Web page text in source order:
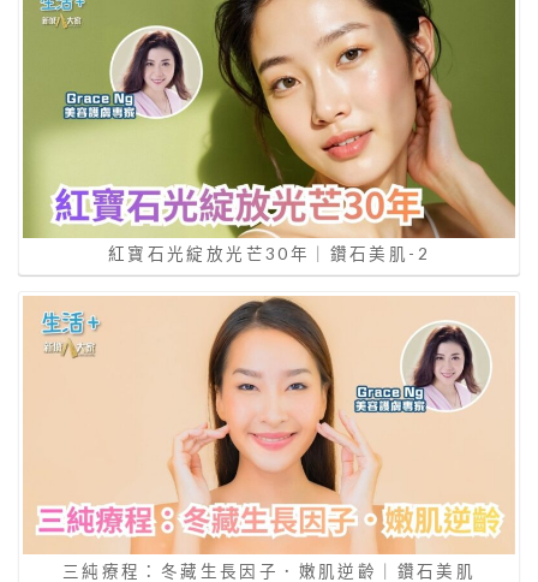
紅寶石光綻放光芒30年｜鑽石美肌-2
三純療程：冬藏生長因子．嫩肌逆齡｜鑽石美肌